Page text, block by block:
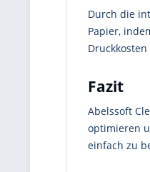
Durch die
Papier,
Fazit
Abelssoft
optimieren
einfach zu